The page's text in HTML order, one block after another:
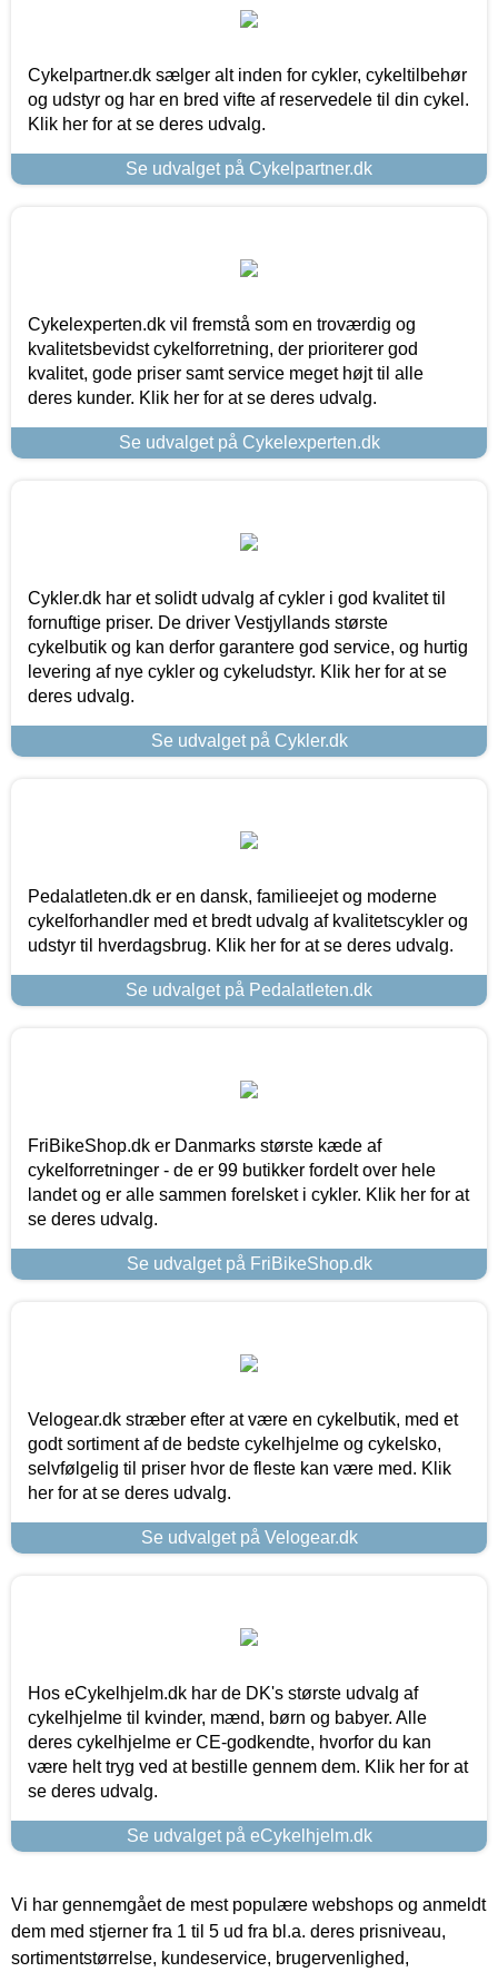
Cykelpartner.dk sælger alt inden for cykler, cykeltilbehør
og udstyr og har en bred vifte af reservedele til din cykel.
Klik her for at se deres udvalg.
Se udvalget på Cykelpartner.dk
Cykelexperten.dk vil fremstå som en troværdig og
kvalitetsbevidst cykelforretning, der prioriterer god
kvalitet, gode priser samt service meget højt til alle
deres kunder. Klik her for at se deres udvalg.
Se udvalget på Cykelexperten.dk
Cykler.dk har et solidt udvalg af cykler i god kvalitet til
fornuftige priser. De driver Vestjyllands største
cykelbutik og kan derfor garantere god service, og hurtig
levering af nye cykler og cykeludstyr. Klik her for at se
deres udvalg.
Se udvalget på Cykler.dk
Pedalatleten.dk er en dansk, familieejet og moderne
cykelforhandler med et bredt udvalg af kvalitetscykler og
udstyr til hverdagsbrug. Klik her for at se deres udvalg.
Se udvalget på Pedalatleten.dk
FriBikeShop.dk er Danmarks største kæde af
cykelforretninger - de er 99 butikker fordelt over hele
landet og er alle sammen forelsket i cykler. Klik her for at
se deres udvalg.
Se udvalget på FriBikeShop.dk
Velogear.dk stræber efter at være en cykelbutik, med et
godt sortiment af de bedste cykelhjelme og cykelsko,
selvfølgelig til priser hvor de fleste kan være med. Klik
her for at se deres udvalg.
Se udvalget på Velogear.dk
Hos eCykelhjelm.dk har de DK's største udvalg af
cykelhjelme til kvinder, mænd, børn og babyer. Alle
deres cykelhjelme er CE-godkendte, hvorfor du kan
være helt tryg ved at bestille gennem dem. Klik her for at
se deres udvalg.
Se udvalget på eCykelhjelm.dk
Vi har gennemgået de mest populære webshops og anmeldt
dem med stjerner fra 1 til 5 ud fra bl.a. deres prisniveau,
sortimentstørrelse, kundeservice, brugervenlighed,